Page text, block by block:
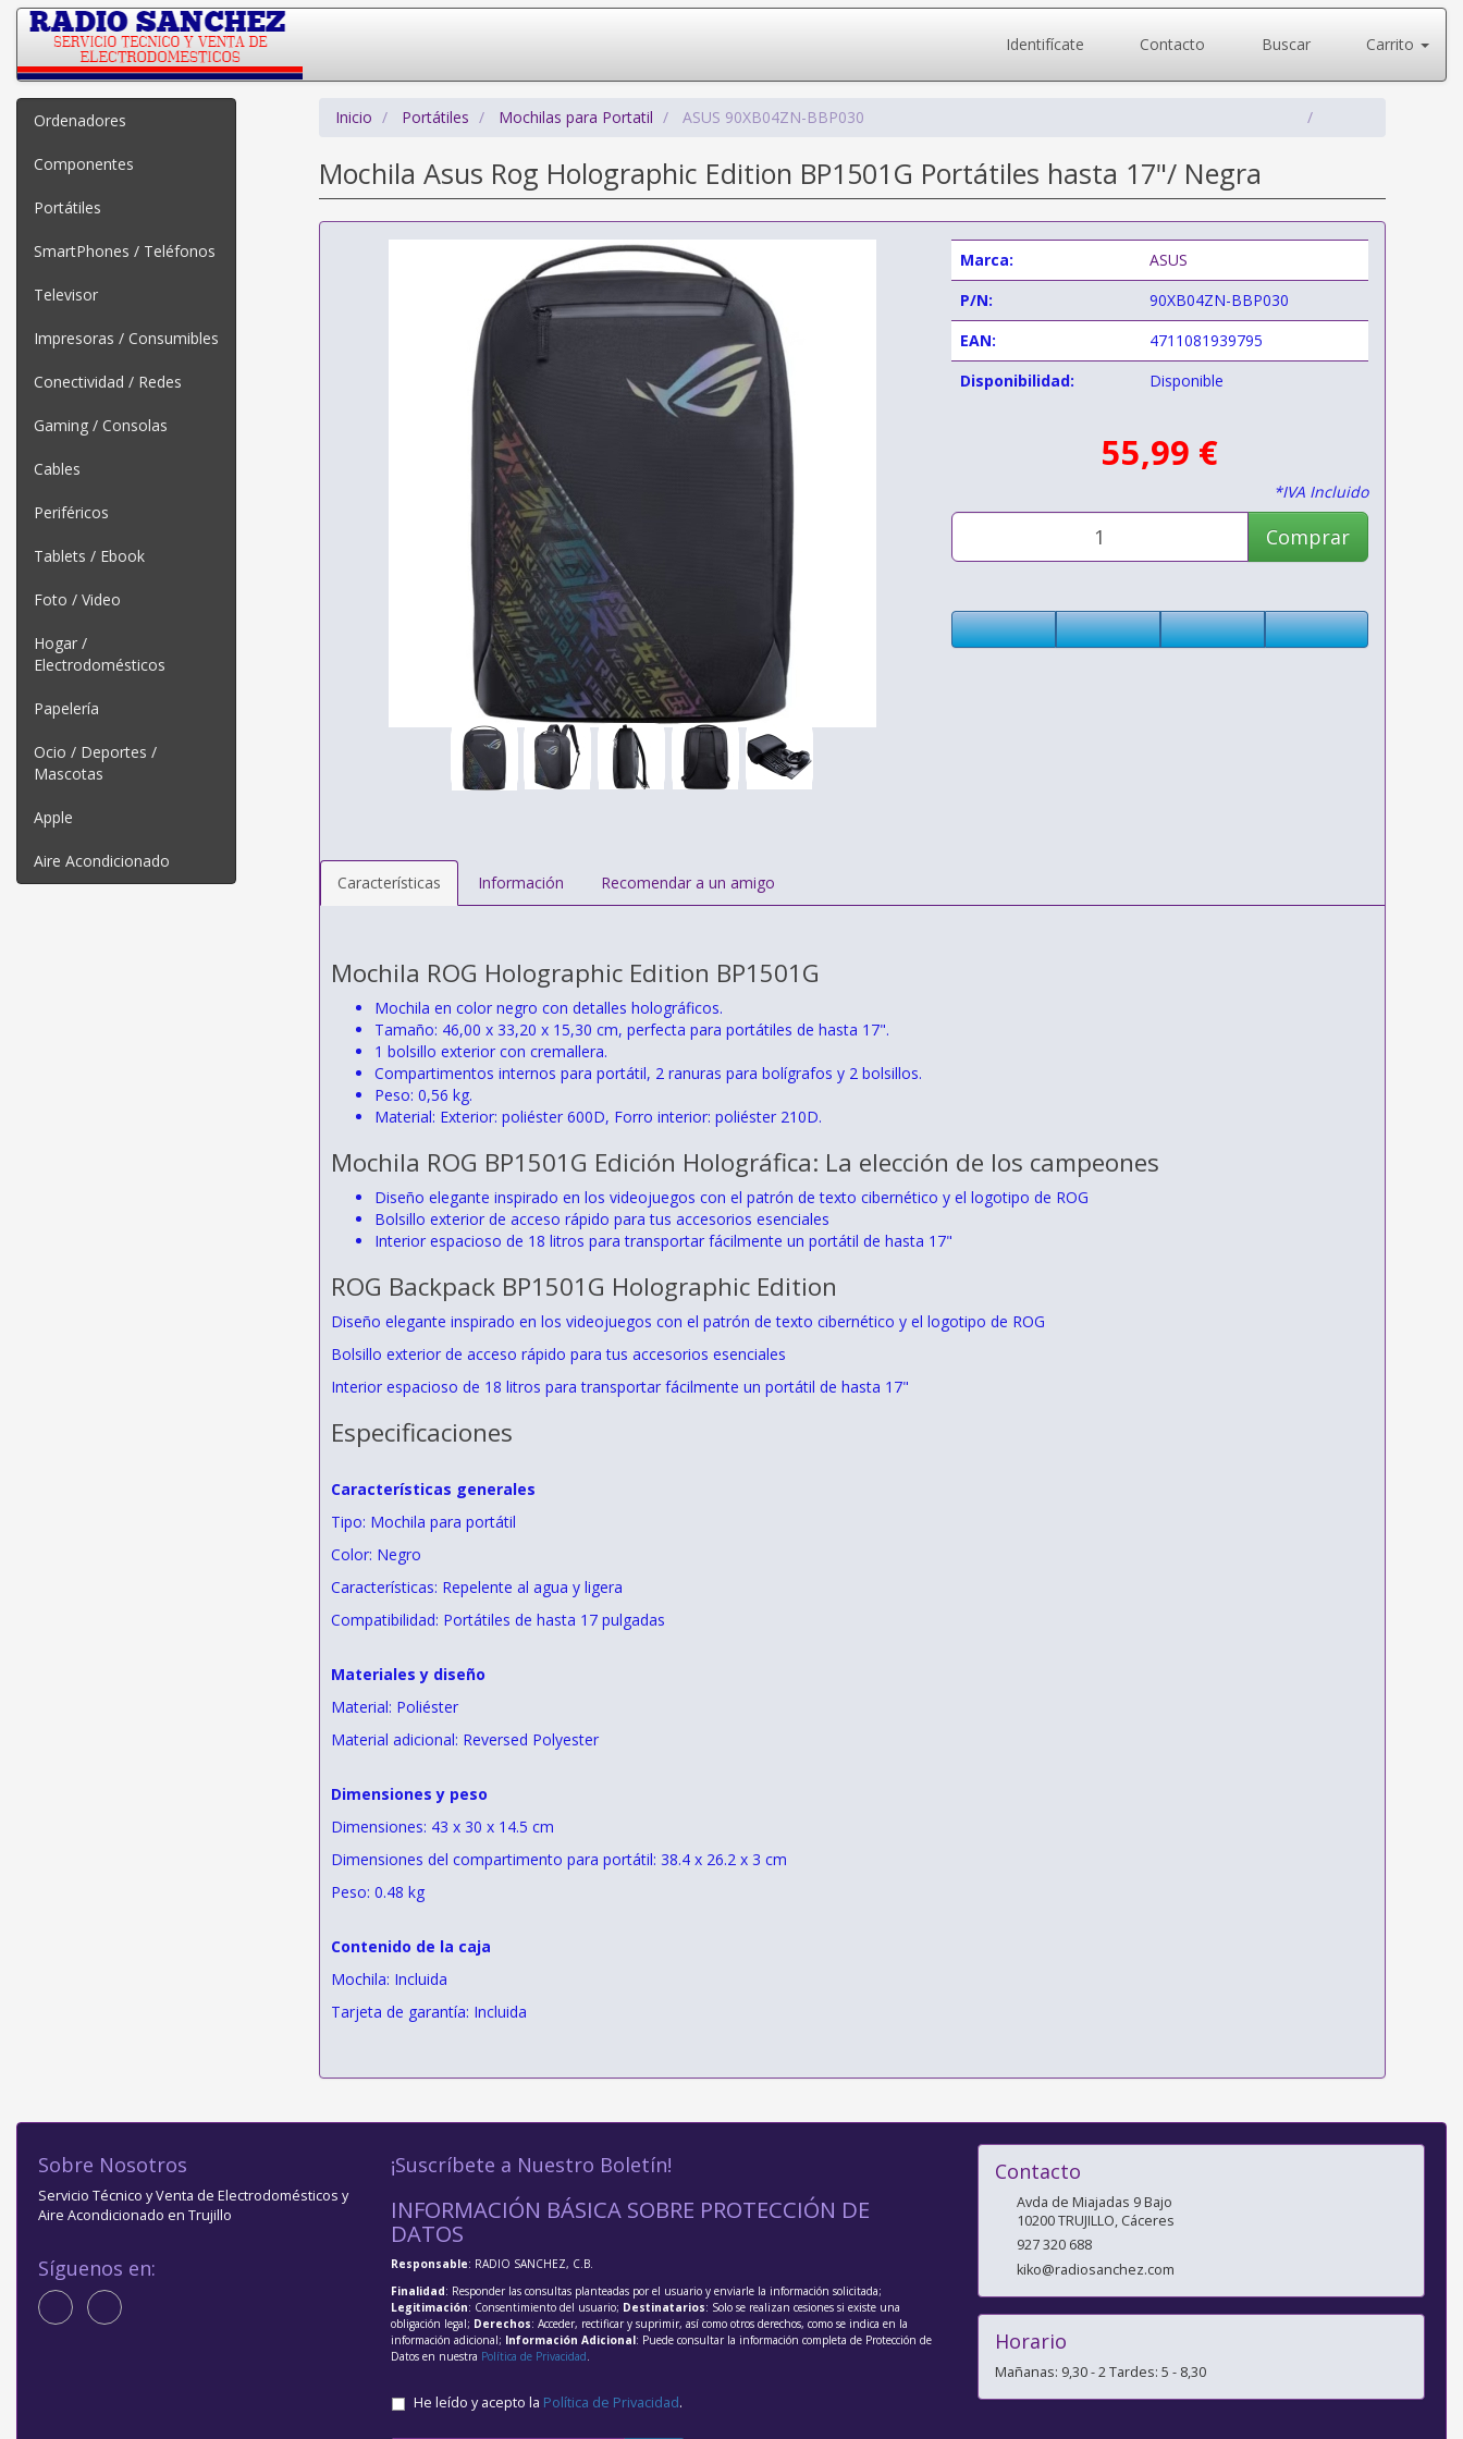
Identifícate Contacto Buscar Carrito
Ordenadores
Componentes
Portátiles
SmartPhones / Teléfonos
Televisor
Impresoras / Consumibles
Conectividad / Redes
Gaming / Consolas
Cables
Periféricos
Tablets / Ebook
Foto / Video
Hogar /
Electrodomésticos
Papelería
Ocio / Deportes /
Mascotas
Apple
Aire Acondicionado
Inicio Portátiles Mochilas para Portatil ASUS 90XB04ZN-BBP030
Mochila Asus Rog Holographic Edition BP1501G Portátiles hasta 17"/ Negra
Marca:
ASUS
P/N:
90XB04ZN-BBP030
EAN:
4711081939795
Disponibilidad:
Disponible
55,99 €
*IVA Incluido
Comprar
Características Información Recomendar a un amigo
Mochila ROG Holographic Edition BP1501G
Mochila en color negro con detalles holográficos.
Tamaño: 46,00 x 33,20 x 15,30 cm, perfecta para portátiles de hasta 17".
1 bolsillo exterior con cremallera.
Compartimentos internos para portátil, 2 ranuras para bolígrafos y 2 bolsillos.
Peso: 0,56 kg.
Material: Exterior: poliéster 600D, Forro interior: poliéster 210D.
Mochila ROG BP1501G Edición Holográfica: La elección de los campeones
Diseño elegante inspirado en los videojuegos con el patrón de texto cibernético y el logotipo de ROG
Bolsillo exterior de acceso rápido para tus accesorios esenciales
Interior espacioso de 18 litros para transportar fácilmente un portátil de hasta 17"
ROG Backpack BP1501G Holographic Edition
Diseño elegante inspirado en los videojuegos con el patrón de texto cibernético y el logotipo de ROG
Bolsillo exterior de acceso rápido para tus accesorios esenciales
Interior espacioso de 18 litros para transportar fácilmente un portátil de hasta 17"
Especificaciones
Características generales
Tipo: Mochila para portátil
Color: Negro
Características: Repelente al agua y ligera
Compatibilidad: Portátiles de hasta 17 pulgadas
Materiales y diseño
Material: Poliéster
Material adicional: Reversed Polyester
Dimensiones y peso
Dimensiones: 43 x 30 x 14.5 cm
Dimensiones del compartimento para portátil: 38.4 x 26.2 x 3 cm
Peso: 0.48 kg
Contenido de la caja
Mochila: Incluida
Tarjeta de garantía: Incluida
Sobre Nosotros
Servicio Técnico y Venta de Electrodomésticos y
Aire Acondicionado en Trujillo
Síguenos en:
¡Suscríbete a Nuestro Boletín!
INFORMACIÓN BÁSICA SOBRE PROTECCIÓN DE
DATOS
Responsable: RADIO SANCHEZ, C.B.
Finalidad: Responder las consultas planteadas por el usuario y enviarle la información solicitada;
Legitimación: Consentimiento del usuario; Destinatarios: Solo se realizan cesiones si existe una
obligación legal; Derechos: Acceder, rectificar y suprimir, así como otros derechos, como se indica en la
información adicional; Información Adicional: Puede consultar la información completa de Protección de
Datos en nuestra Política de Privacidad.
He leído y acepto la Política de Privacidad.
Contacto
Avda de Miajadas 9 Bajo
10200TRUJILLO, Cáceres
927 320 688
kiko@radiosanchez.com
Horario
Mañanas: 9,30 - 2 Tardes: 5 - 8,30